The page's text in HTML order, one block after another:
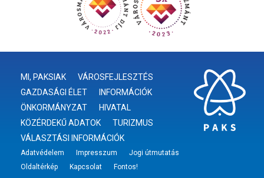
MI, PAKSIAK
VÁROSFEJLESZTÉS
GAZDASÁGI ÉLET
INFORMÁCIÓK
ÖNKORMÁNYZAT
HIVATAL
KÖZÉRDEKŰ ADATOK
TURIZMUS
VÁLASZTÁSI INFORMÁCIÓK
Adatvédelem Impresszum
Jogi útmutatás
Oldaltérkép
Kapcsolat Fontos!